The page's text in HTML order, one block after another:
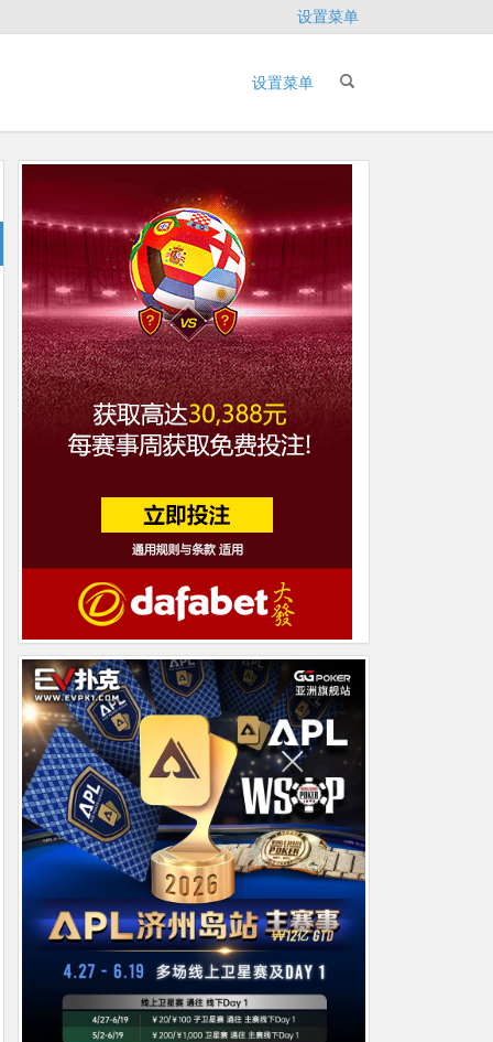
设置菜单
设置菜单